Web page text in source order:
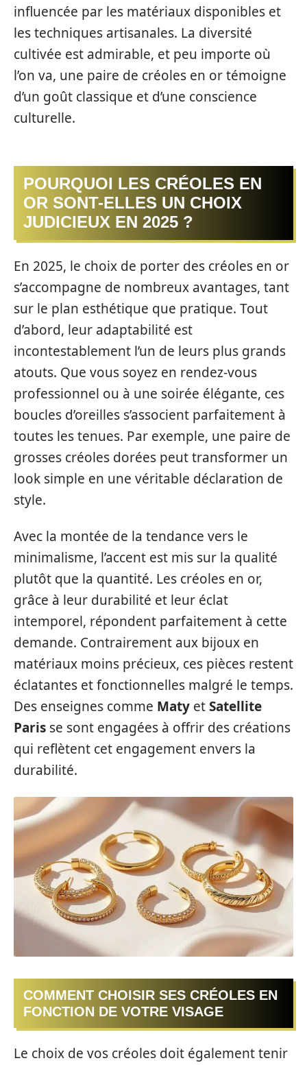
influencée par les matériaux disponibles et
les techniques artisanales. La diversité
cultivée est admirable, et peu importe où
l’on va, une paire de créoles en or témoigne
d’un goût classique et d’une conscience
culturelle.
POURQUOI LES CRÉOLES EN
OR SONT-ELLES UN CHOIX
JUDICIEUX EN 2025 ?
En 2025, le choix de porter des créoles en or
s’accompagne de nombreux avantages, tant
sur le plan esthétique que pratique. Tout
d’abord, leur adaptabilité est
incontestablement l’un de leurs plus grands
atouts. Que vous soyez en rendez-vous
professionnel ou à une soirée élégante, ces
boucles d’oreilles s’associent parfaitement à
toutes les tenues. Par exemple, une paire de
grosses créoles dorées peut transformer un
look simple en une véritable déclaration de
style.
Avec la montée de la tendance vers le
minimalisme, l’accent est mis sur la qualité
plutôt que la quantité. Les créoles en or,
grâce à leur durabilité et leur éclat
intemporel, répondent parfaitement à cette
demande. Contrairement aux bijoux en
matériaux moins précieux, ces pièces restent
éclatantes et fonctionnelles malgré le temps.
Des enseignes comme Maty etSatellite
Paris se sont engagées à offrir des créations
qui reflètent cet engagement envers la
durabilité.
COMMENT CHOISIR SES CRÉOLES EN
FONCTION DE VOTRE VISAGE
Le choix de vos créoles doit également tenir